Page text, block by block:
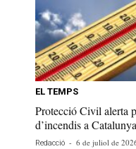
EL TEMPS
Protecció Civil alerta
d’incendis a Catalunya
Redacció - 6 de juliol de